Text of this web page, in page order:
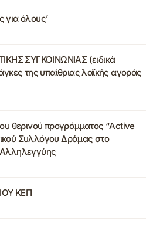
για όλους’
ΣΥΓΚΟΙΝΩΝΙΑΣ (ειδικά
της υπαίθριας λαϊκής αγοράς
θερινού προγράμματος “Active
Συλλόγου Δράμας στο
Αλληλεγγύης
ΚΕΠ